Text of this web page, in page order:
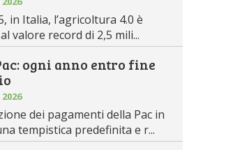
in Italia, l’agricoltura 4.0 è
valore record di 2,5 mili...
ogni anno entro fine
dei pagamenti della Pac in
tempistica predefinita e r...